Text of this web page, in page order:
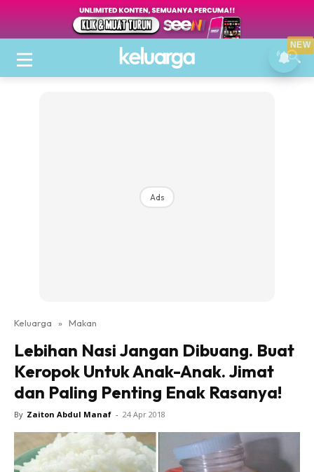
Ads
Keluarga » Makan
Lebihan Nasi Jangan Dibuang. Buat
Keropok Untuk Anak-Anak. Jimat
dan Paling Penting Enak Rasanya!
By Zaiton Abdul Manaf - 24 Apr 2018
NEW